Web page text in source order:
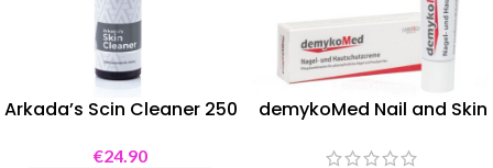
Arkada’s Scin Cleaner 250
€24.90
demykoMed Nail and Skin